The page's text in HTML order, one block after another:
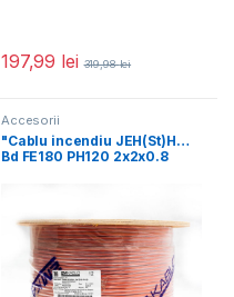
197,99 lei 319,98lei
Accesorii
"Cablu incendiu JEH(St)H…
Bd FE180 PH120 2x2x0.8